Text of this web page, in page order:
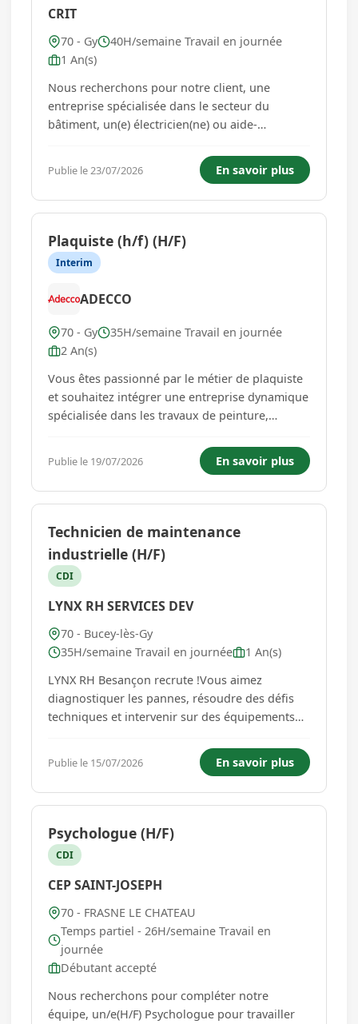
CRIT
70 - Gy
40H/semaine Travail en journée
1 An(s)
Nous recherchons pour notre client, une
entreprise spécialisée dans le secteur du
bâtiment, un(e) électricien(ne) ou aide-
câbles - Câblage et raccordement des
équipements électriques - Install...
Publie le 23/07/2026 En savoir plus
Plaquiste (h/f) (H/F)
Interim
ADECCO
70 - Gy
35H/semaine Travail en journée
2 An(s)
Vous êtes passionné par le métier de plaquiste
et souhaitez intégrer une entreprise dynamique
spécialisée dans les travaux de peinture,
une opportunité pour vous ! Dans le cadre de
ce poste, vou...
Publie le 19/07/2026 En savoir plus
Technicien de maintenance
industrielle (H/F)
CDI
LYNX RH SERVICES DEV
70 - Bucey-lès-Gy
35H/semaine Travail en journée
1 An(s)
LYNX RH Besançon recrute !Vous aimez
diagnostiquer les pannes, résoudre des défis
techniques et intervenir sur des équipements
poste où vos compétences seront reconnues et
où vous pourrez évoluer durablement ? Dans le
cadre du développement de se...
Publie le 15/07/2026 En savoir plus
Psychologue (H/F)
CDI
CEP SAINT-JOSEPH
70 - FRASNE LE CHATEAU
Temps partiel - 26H/semaine Travail en
journée
Débutant accepté
Nous recherchons pour compléter notre
équipe, un/e(H/F) Psychologue pour travailler